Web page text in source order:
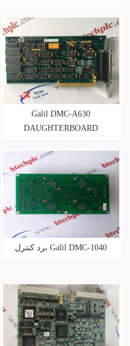
Galil DMC-A630
DAUGHTERBOARD
برد کنترل Galil DMC-1040